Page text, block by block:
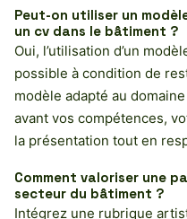
Peut-on utiliser un
un cv dans le bâtiment ?
Oui, l’utilisation d’un
possible à condition de
modèle adapté au
avant vos compétences,
la présentation tout en
Comment valoriser une
secteur du bâtiment ?
Intégrez une rubrique